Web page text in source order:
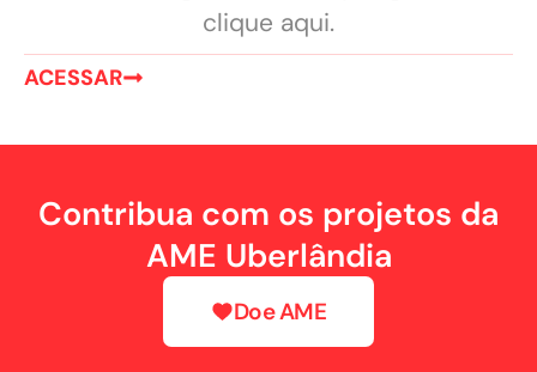
clique aqui.
ACESSAR
Contribua com os projetos da
AME Uberlândia
Doe AME